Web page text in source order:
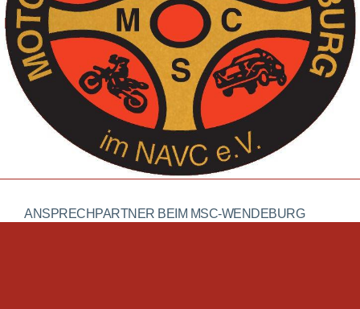
ANSPRECHPARTNER BEIM MSC-WENDEBURG